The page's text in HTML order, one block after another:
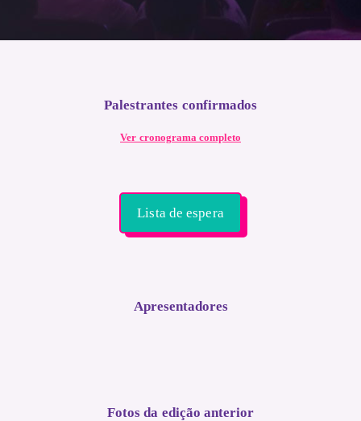
Palestrantes confirmados
Ver cronograma completo
Lista de espera
Apresentadores
Fotos da edição anterior